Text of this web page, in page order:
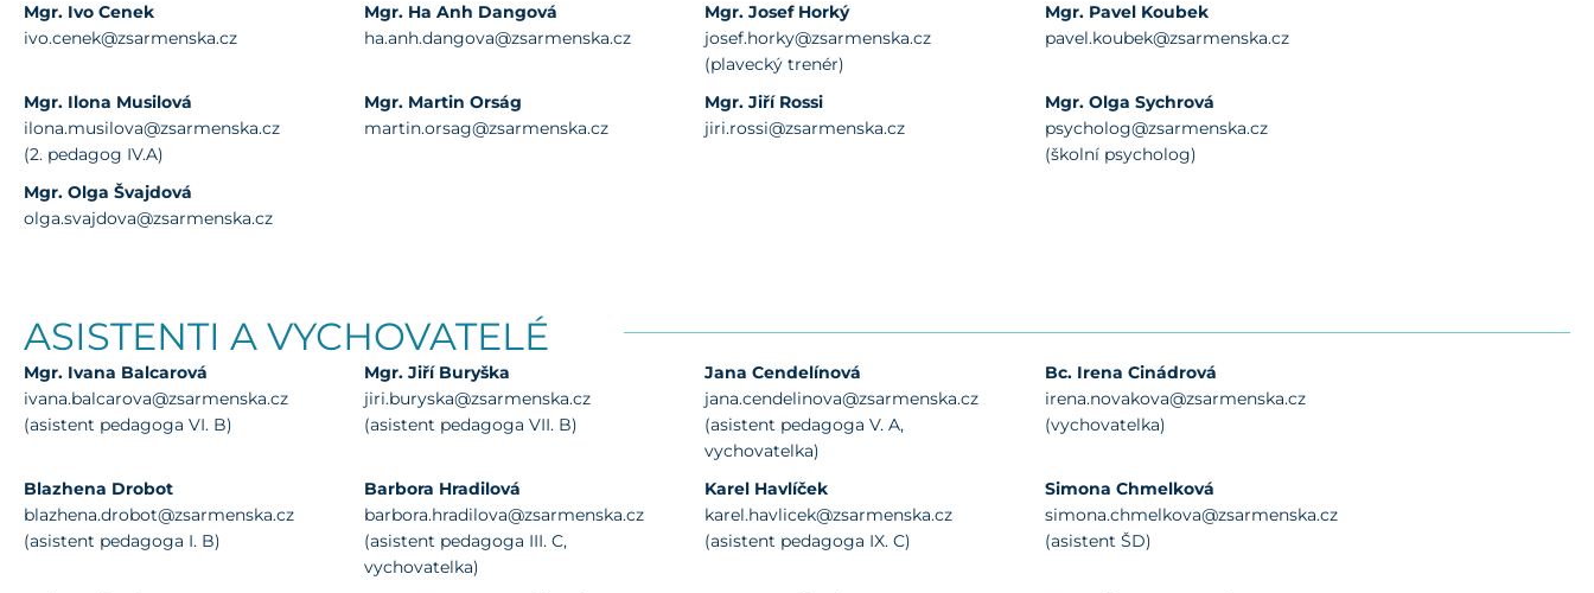
Mgr. Ivo Cenek
ivo.cenek@zsarmenska.cz
Mgr. Ha Anh Dangová
ha.anh.dangova@zsarmenska.cz
Mgr. Josef Horký
josef.horky@zsarmenska.cz
(plavecký trenér)
Mgr. Pavel Koubek
pavel.koubek@zsarmenska.cz
Mgr. Ilona Musilová
ilona.musilova@zsarmenska.cz
(2. pedagog IV.A)
Mgr. Martin Orság
martin.orsag@zsarmenska.cz
Mgr. Jiří Rossi
jiri.rossi@zsarmenska.cz
Mgr. Olga Sychrová
psycholog@zsarmenska.cz
(školní psycholog)
Mgr. Olga Švajdová
olga.svajdova@zsarmenska.cz
ASISTENTI A VYCHOVATELÉ
Mgr. Ivana Balcarová
ivana.balcarova@zsarmenska.cz
(asistent pedagoga VI. B)
Mgr. Jiří Buryška
jiri.buryska@zsarmenska.cz
(asistent pedagoga VII. B)
Jana Cendelínová
jana.cendelinova@zsarmenska.cz
(asistent pedagoga V. A,
vychovatelka)
Bc. Irena Cinádrová
irena.novakova@zsarmenska.cz
(vychovatelka)
Blazhena Drobot
blazhena.drobot@zsarmenska.cz
(asistent pedagoga I. B)
Barbora Hradilová
barbora.hradilova@zsarmenska.cz
(asistent pedagoga III. C,
vychovatelka)
Karel Havlíček
karel.havlicek@zsarmenska.cz
(asistent pedagoga IX. C)
Simona Chmelková
simona.chmelkova@zsarmenska.cz
(asistent ŠD)